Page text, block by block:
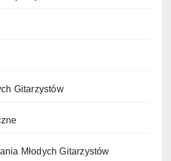
Gitarzystów
Młodych Gitarzystów